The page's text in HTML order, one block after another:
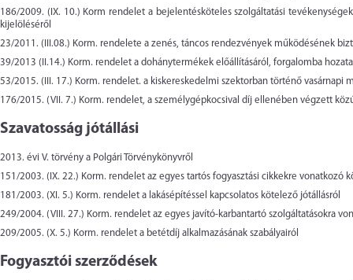
186/2009. (IX. 10.) Korm rendelet a bejelentésköteles szolgáltatási
kijelöléséről
23/2011. (III.08.) Korm. rendelete a zenés, táncos rendezvények működésének
39/2013 (II.14.) Korm. rendelet a dohánytermékek előállításáról, forgalomba
53/2015. (III. 17.) Korm. rendelet. a kiskereskedelmi szektorban történő vasárnapi
176/2015. (VII. 7.) Korm. rendelet, a személygépkocsival díj ellenében végzett
Szavatosság jótállási
2013. évi V. törvény a Polgári Törvénykönyvről
151/2003. (IX. 22.) Korm. rendelet az egyes tartós fogyasztási cikkekre vonatkozó
181/2003. (XI. 5.) Korm. rendelet a lakásépítéssel kapcsolatos kötelező jótállásról
249/2004. (VIII. 27.) Korm. rendelet az egyes javító-karbantartó szolgáltatásokra
209/2005. (X. 5.) Korm. rendelet a betétdíj alkalmazásának szabályairól
Fogyasztói szerződések